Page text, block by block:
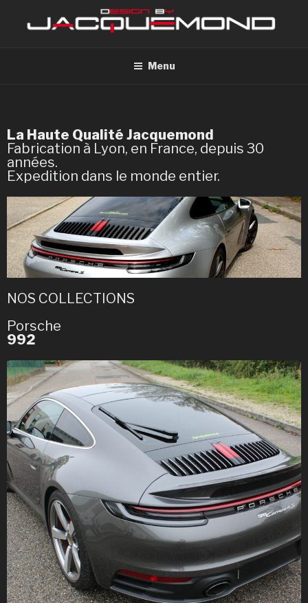
Menu
La Haute Qualité Jacquemond
Fabrication à Lyon, en France, depuis 30
années.
Expedition dans le monde entier.
NOS COLLECTIONS
Porsche
992